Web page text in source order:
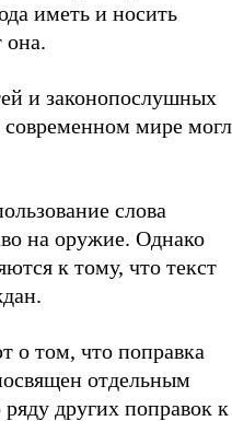
иметь и носить
она.
и законопослушных
современном мире
слова
на оружие. Однако
к тому, что текст
о том, что поправка
отдельным
других поправок к